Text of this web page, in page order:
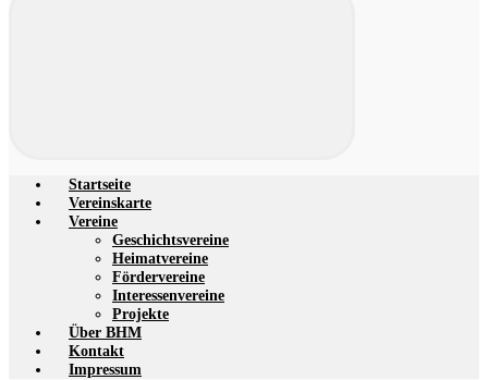
Startseite
Vereinskarte
Vereine
Geschichtsvereine
Heimatvereine
Fördervereine
Interessenvereine
Projekte
Über BHM
Kontakt
Impressum